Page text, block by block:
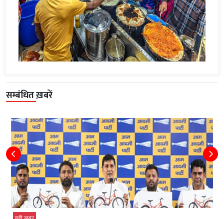
सम्बंधित ख़बरें